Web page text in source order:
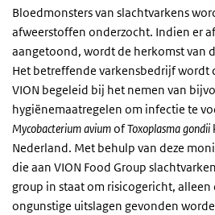
Bloedmonsters van slachtvarkens
afweerstoffen onderzocht. Indien er
aangetoond, wordt de herkomst van
Het betreffende varkensbedrijf wordt
VION begeleid bij het nemen van
hygiënemaatregelen om infectie te
Mycobacterium aviumofToxoplasma gondii
Nederland. Met behulp van deze
die aan VION Food Group
group in staat om risicogericht,
ongunstige uitslagen gevonden